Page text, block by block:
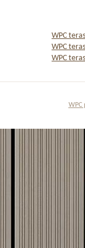
WPC
WPC
WPC
WPC